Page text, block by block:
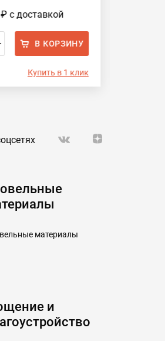
₽с доставкой
В КОРЗИНУ
Купить в 1 клик
материалы
и